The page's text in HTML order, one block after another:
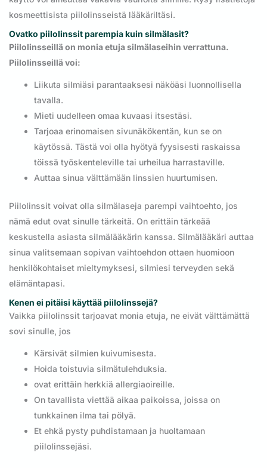
kosmeettisista piilolinsseistä lääkäriltäsi.
Ovatko piilolinssit parempia kuin silmälasit?
Piilolinsseillä on monia etuja silmälaseihin verrattuna.
Piilolinsseillä voi:
Liikuta silmiäsi parantaaksesi näköäsi luonnollisella
tavalla.
Mieti uudelleen omaa kuvaasi itsestäsi.
Tarjoaa erinomaisen sivunäkökentän, kun se on
käytössä. Tästä voi olla hyötyä fyysisesti raskaissa
töissä työskenteleville tai urheilua harrastaville.
Auttaa sinua välttämään linssien huurtumisen.
Piilolinssit voivat olla silmälaseja parempi vaihtoehto, jos
nämä edut ovat sinulle tärkeitä. On erittäin tärkeää
keskustella asiasta silmälääkärin kanssa. Silmälääkäri auttaa
sinua valitsemaan sopivan vaihtoehdon ottaen huomioon
henkilökohtaiset mieltymyksesi, silmiesi terveyden sekä
elämäntapasi.
Kenen ei pitäisi käyttää piilolinssejä?
Vaikka piilolinssit tarjoavat monia etuja, ne eivät välttämättä
sovi sinulle, jos
Kärsivät silmien kuivumisesta.
Hoida toistuvia silmätulehduksia.
ovat erittäin herkkiä allergiaoireille.
On tavallista viettää aikaa paikoissa, joissa on
tunkkainen ilma tai pölyä.
Et ehkä pysty puhdistamaan ja huoltamaan
piilolinssejäsi.